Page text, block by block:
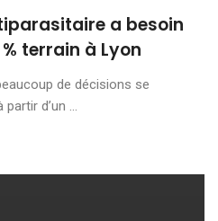
a besoin
terrain à Lyon
de décisions se
d’un ...